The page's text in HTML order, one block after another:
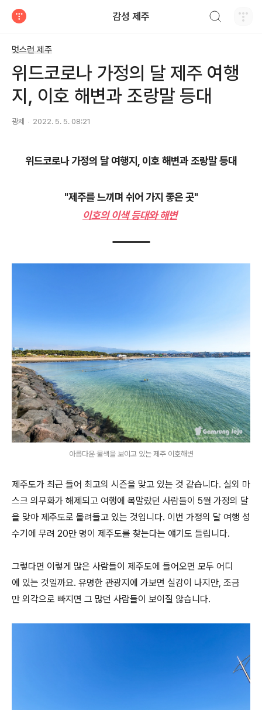
감성 제주
멋스런 제주
위드코로나 가정의 달 제주 여행
지, 이호 해변과 조랑말 등대
광제 2022. 5. 5. 08:21
위드코로나 가정의 달 여행지, 이호 해변과 조랑말 등대
"제주를 느끼며 쉬어 가지 좋은 곳"
이호의 이색 등대와 해변
아름다운 물색을 보이고 있는 제주 이호해변
제주도가 최근 들어 최고의 시즌을 맞고 있는 것 같습니다. 실외 마
스크 의무화가 해제되고 여행에 목말랐던 사람들이 5월 가정의 달
을 맞아 제주도로 몰려들고 있는 것입니다. 이번 가정의 달 여행 성
수기에 무려 20만 명이 제주도를 찾는다는 얘기도 들립니다.
그렇다면 이렇게 많은 사람들이 제주도에 들어오면 모두 어디
에 있는 것일까요. 유명한 관광지에 가보면 실감이 나지만, 조금
만 외각으로 빠지면 그 많던 사람들이 보이질 않습니다.